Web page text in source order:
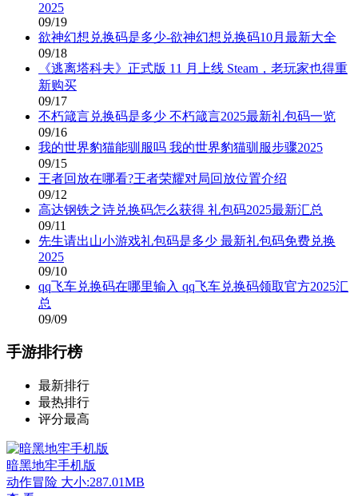
2025
09/19
欲神幻想兑换码是多少-欲神幻想兑换码10月最新大全
09/18
《逃离塔科夫》正式版 11 月上线 Steam，老玩家也得重
新购买
09/17
不朽箴言兑换码是多少 不朽箴言2025最新礼包码一览
09/16
我的世界豹猫能驯服吗 我的世界豹猫驯服步骤2025
09/15
王者回放在哪看?王者荣耀对局回放位置介绍
09/12
高达钢铁之诗兑换码怎么获得 礼包码2025最新汇总
09/11
先生请出山小游戏礼包码是多少 最新礼包码免费兑换
2025
09/10
qq飞车兑换码在哪里输入 qq飞车兑换码领取官方2025汇
总
09/09
手游排行榜
最新排行
最热排行
评分最高
暗黑地牢手机版
动作冒险 大小:287.01MB